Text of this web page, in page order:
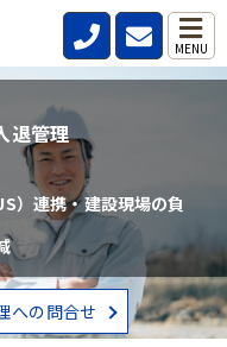
MENU
退管理
）連携・建設現場の負
への問合せ